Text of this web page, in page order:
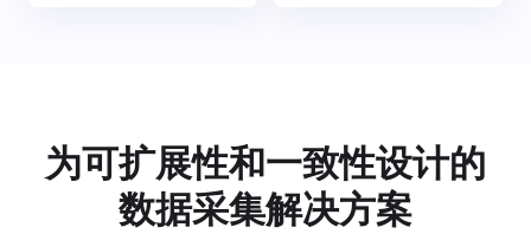
为可扩展性和一致性设计的
数据采集解决方案